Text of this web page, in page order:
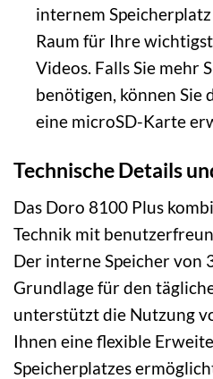
internem
Raum für Ihre
Videos. Falls Sie mehr
benötigen, können Sie
eine microSD-Karte
Technische Details
Das Doro 8100 Plus
Technik mit
Der interne Speicher von
Grundlage für den
unterstützt die Nutzung
Ihnen eine flexible
Speicherplatzes